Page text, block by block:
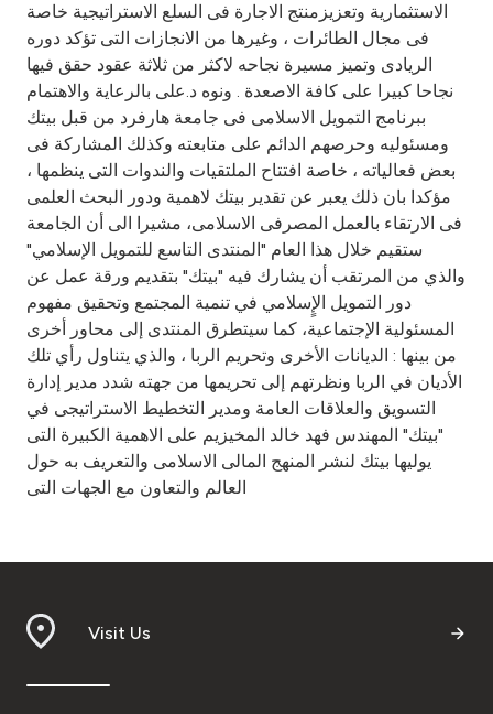
الاستثمارية وتعزيزمنتج الاجارة فى السلع الاستراتيجية خاصة
فى مجال الطائرات ، وغيرها من الانجازات التى تؤكد دوره
الريادى وتميز مسيرة نجاحه لاكثر من ثلاثة عقود حقق فيها
نجاحا كبيرا على كافة الاصعدة . ونوه د.على بالرعاية والاهتمام
ببرنامج التمويل الاسلامى فى جامعة هارفرد من قبل بيتك
ومسئوليه وحرصهم الدائم على متابعته وكذلك المشاركة فى
بعض فعالياته ، خاصة افتتاح الملتقيات والندوات التى ينظمها ،
مؤكدا بان ذلك يعبر عن تقدير بيتك لاهمية ودور البحث العلمى
فى الارتقاء بالعمل المصرفى الاسلامى، مشيرا الى أن الجامعة
ستقيم خلال هذا العام "المنتدى التاسع للتمويل الإسلامي"
والذي من المرتقب أن يشارك فيه "بيتك" بتقديم ورقة عمل عن
دور التمويل الإٍسلامي في تنمية المجتمع وتحقيق مفهوم
المسئولية الإجتماعية، كما سيتطرق المنتدى إلى محاور أخرى
من بينها : الديانات الأخرى وتحريم الربا ، والذي يتناول رأي تلك
الأديان في الربا ونظرتهم إلى تحريمها من جهته شدد مدير إدارة
التسويق والعلاقات العامة ومدير التخطيط الاستراتيجى في
"بيتك" المهندس فهد خالد المخيزيم على الاهمية الكبيرة التى
يوليها بيتك لنشر المنهج المالى الاسلامى والتعريف به حول
العالم والتعاون مع الجهات التى
Visit Us